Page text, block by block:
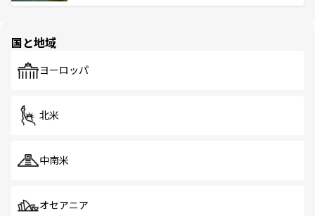
で、ホーカーズは地元の風情を楽しめる外せないスポット
国と地域
ヨーロッパ
北米
中南米
オセアニア